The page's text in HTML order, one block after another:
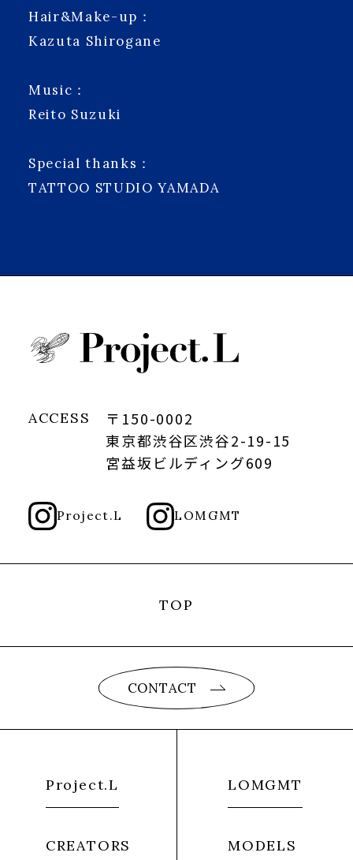
Hair&Make-up：
Kazuta Shirogane
Music：
Reito Suzuki
Special thanks：
TATTOO STUDIO YAMADA
ACCESS
〒150-0002
東京都渋谷区渋谷2-19-15
宮益坂ビルディング609
Project.L LOMGMT
TOP
CONTACT
Project.L
CREATORS
LOMGMT
MODELS